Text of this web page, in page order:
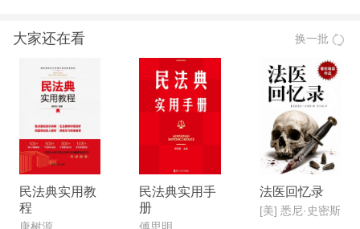
大家还在看 换一批
民法典实用教
程
民法典实用手
册
法医回忆录
[美] 悉尼·史密斯